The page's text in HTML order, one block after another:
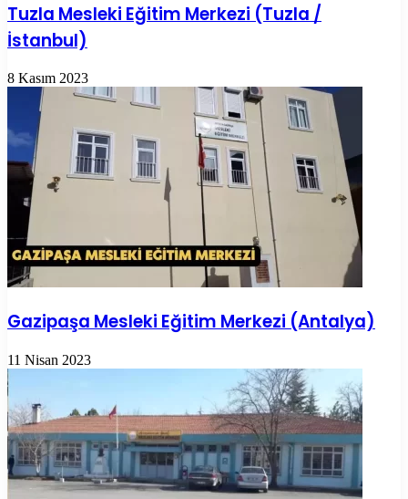
Tuzla Mesleki Eğitim Merkezi (Tuzla /
İstanbul)
8 Kasım 2023
Gazipaşa Mesleki Eğitim Merkezi (Antalya)
11 Nisan 2023